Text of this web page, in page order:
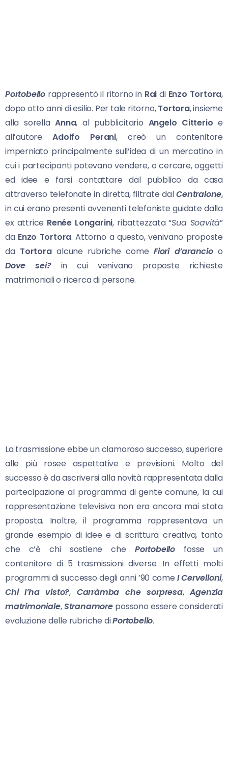
Portobello rappresentò il ritorno in Rai di Enzo Tortora,
dopo otto anni di esilio. Per tale ritorno,Tortora, insieme
alla sorellaAnna, al pubblicitario Angelo Citterio e
all’autoreAdolfo Perani, creò un contenitore
imperniato principalmente sull’idea di un mercatino in
cui i partecipanti potevano vendere, o cercare, oggetti
ed idee e farsi contattare dal pubblico da casa
attraverso telefonate in diretta, filtrate dalCentralone,
in cui erano presenti avvenenti telefoniste guidate dalla
ex attrice Renée Longarini, ribattezzata “Sua Soavità”
da Enzo Tortora. Attorno a questo, venivano proposte
da Tortoraalcune rubriche comeFiori d’arancioo
Dove sei?in cui venivano proposte richieste
matrimoniali o ricerca di persone.
La trasmissione ebbe un clamoroso successo, superiore
alle più rosee aspettative e previsioni. Molto del
successo è da ascriversi alla novità rappresentata dalla
partecipazione al programma di gente comune, la cui
rappresentazione televisiva non era ancora mai stata
proposta. Inoltre, il programma rappresentava un
grande esempio di idee e di scrittura creativa, tanto
che c’è chi sostiene che Portobello fosse un
contenitore di 5 trasmissioni diverse. In effetti molti
programmi di successo degli anni ’90 comeI Cervelloni,
Chi l’ha visto?, Carràmba che sorpresa,Agenzia
matrimoniale,Stranamorepossono essere considerati
evoluzione delle rubriche diPortobello.